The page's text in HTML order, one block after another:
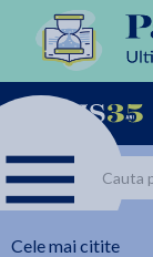
Cele mai citite